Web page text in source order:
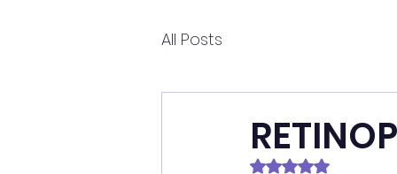
All Posts
Avaliado com